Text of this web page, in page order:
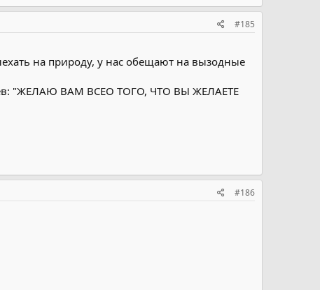
#185
на природу, у нас обещают на вызодные
"ЖЕЛАЮ ВАМ ВСЕО ТОГО, ЧТО ВЫ ЖЕЛАЕТЕ
#186